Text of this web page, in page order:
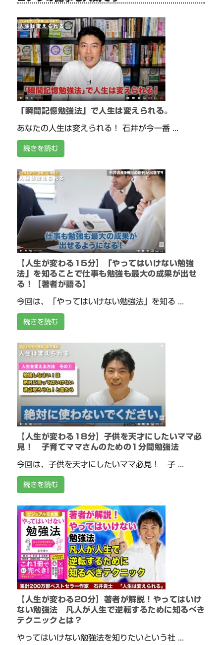
「瞬間記憶勉強法」で人生は変えられる。
あなたの人生は変えられる！ 石井が今一番 ...
続きを読む
【人生が変わる15分】「やってはいけない勉強
法」を知ることで仕事も勉強も最大の成果が出せ
る！【著者が語る】
今回は、「やってはいけない勉強法」を知る ...
続きを読む
【人生が変わる18分】子供を天才にしたいママ必
見！ 子育てママさんのための1分間勉強法
今回は、子供を天才にしたいママ必見！ 子 ...
続きを読む
【人生が変わる20分】著者が解説！やってはいけ
ない勉強法 凡人が人生で逆転するために知るべき
テクニックとは？
やってはいけない勉強法を知りたいという社 ...